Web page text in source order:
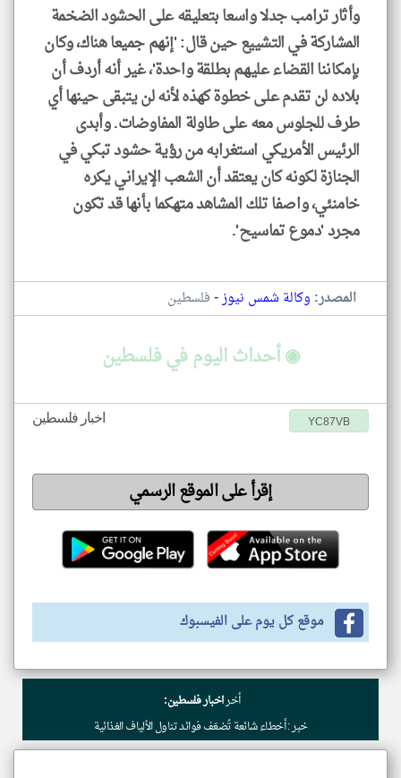
وأثار ترامب جدلا واسعا بتعليقه على الحشود الضخمة
المشاركة في التشييع حين قال: 'إنهم جميعا هناك، وكان
بإمكاننا القضاء عليهم بطلقة واحدة'، غير أنه أردف أن
بلاده لن تقدم على خطوة كهذه لأنه لن يتبقى حينها أي
طرف للجلوس معه على طاولة المفاوضات. وأبدى
الرئيس الأمريكي استغرابه من رؤية حشود تبكي في
الجنازة لكونه كان يعتقد أن الشعب الإيراني يكره
خامنئي، واصفا تلك المشاهد متهكما بأنها قد تكون
مجرد 'دموع تماسيح'.
المصدر: وكالة شمس نيوز-فلسطين
◉ أحداث اليوم في فلسطين
اخبار فلسطين YC87VB
إقرأ على الموقع الرسمي
موقع كل يوم على الفيسبوك
أخراخبار فلسطين:
خبر : أخطاء شائعة تُضعّف فوائد تناول الألياف الغذائية